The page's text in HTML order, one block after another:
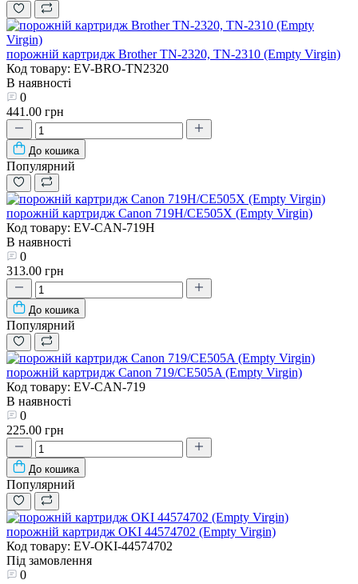
порожній картридж Brother TN-2320, TN-2310 (Empty Virgin)
Код товару: EV-BRO-TN2320
В наявності
0
441.00 грн
До кошика
Популярний
порожній картридж Canon 719H/CE505X (Empty Virgin)
Код товару: EV-CAN-719H
В наявності
0
313.00 грн
До кошика
Популярний
порожній картридж Canon 719/CE505A (Empty Virgin)
Код товару: EV-CAN-719
В наявності
0
225.00 грн
До кошика
Популярний
порожній картридж OKI 44574702 (Empty Virgin)
Код товару: EV-OKI-44574702
Під замовлення
0